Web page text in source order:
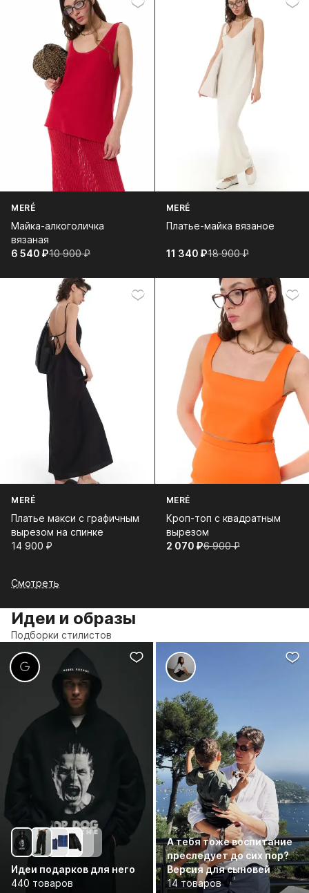
MERÉ
Майка-алкоголичка
вязаная
6 540⁠ ⁠₽10 900⁠ ⁠₽
MERÉ
Платье-майка вязаное
11 340⁠ ⁠₽18 900⁠ ⁠₽
MERÉ
Платье макси с графичным
вырезом на спинке
14 900⁠ ⁠₽
MERÉ
Кроп-топ с квадратным
вырезом
2 070⁠ ⁠₽6 900⁠ ⁠₽
Смотреть
Идеи и образы
Подборки стилистов
Идеи подарков для него
440 товаров
А тебя тоже воспитание
преследует до сих пор?
Версия для сыновей
14 товаров